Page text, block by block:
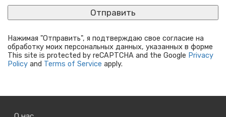
Нажимая "Отправить", я подтверждаю свое согласие на
обработку моих персональных данных, указанных в форме
This site is protected by reCAPTCHA and the Google Privacy
Policy and Terms of Service apply.